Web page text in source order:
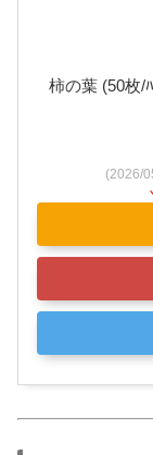
柿の葉 (50枚/
(2026/